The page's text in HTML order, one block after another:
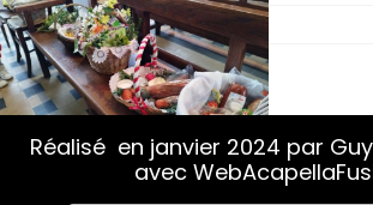
Réalisé en janvier 2024 par
avec